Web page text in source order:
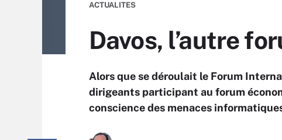
ACTUALITES
Davos, l’autre
Alors que se déroulait le Forum
dirigeants participant au forum
conscience des menaces